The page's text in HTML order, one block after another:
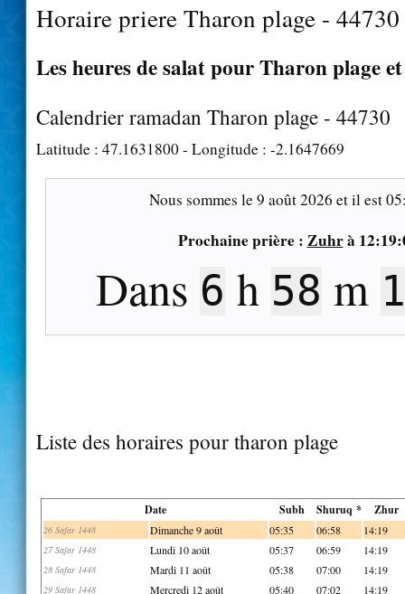
Horaire priere Tharon plage - 44730
Les heures de salat pour Tharon plage
Calendrier ramadan Tharon plage - 44730
Latitude : 47.1631800- Longitude : -2.1647669
Nous sommes le9 août 2026 et il est
Prochaine prière : Zuhrà
Dans 6 h 58 m
Liste des horaires pour tharon plage
Date Subh Shuruq * Zhur
26 Safar 1448 Dimanche 9 août 05:35 06:58 14:19
27 Safar 1448 Lundi 10 août 05:37 06:59 14:19
28 Safar 1448 Mardi 11 août 05:38 07:00 14:19
29 Safar 1448 Mercredi 12 août 05:40 07:02 14:19